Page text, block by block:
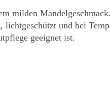
milden
und bei
geeignet ist.